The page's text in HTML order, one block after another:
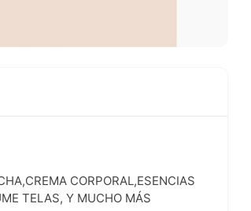
CORPORAL,ESENCIAS
TELAS, Y MUCHO MÁS